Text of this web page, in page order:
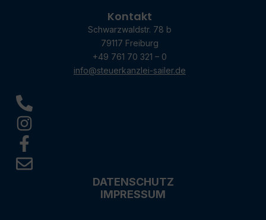
Kontakt
Schwarzwaldstr. 78 b
79117 Freiburg
+49 761 70 321 – 0
info@steuerkanzlei-sailer.de
DATENSCHUTZ
IMPRESSUM